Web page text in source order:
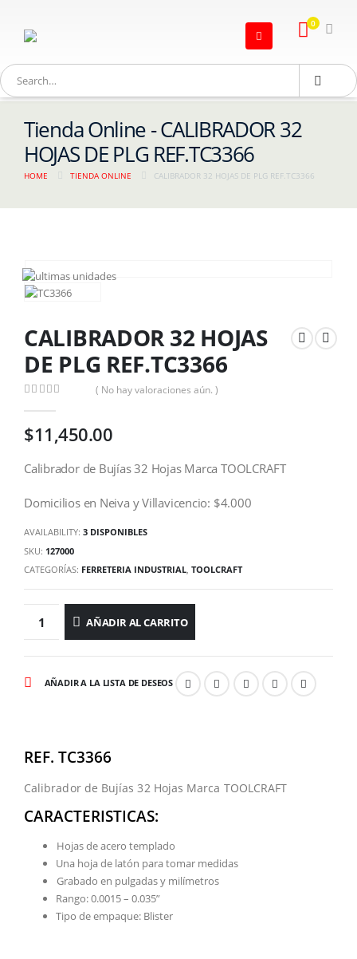
0
Tienda Online - CALIBRADOR 32
HOJAS DE PLG REF.TC3366
HOME TIENDA ONLINE CALIBRADOR 32 HOJAS DE PLG REF.TC3366
CALIBRADOR 32 HOJAS
DE PLG REF.TC3366
( No hay valoraciones aún. )
$11,450.00
Calibrador de Bujías 32 Hojas Marca TOOLCRAFT
Domicilios en Neiva y Villavicencio: $4.000
AVAILABILITY: 3 DISPONIBLES
SKU: 127000
CATEGORÍAS: FERRETERIA INDUSTRIAL, TOOLCRAFT
AÑADIR AL CARRITO
AÑADIR A LA LISTA DE DESEOS
REF. TC3366
Calibrador de Bujías 32 Hojas Marca TOOLCRAFT
CARACTERISTICAS:
Hojas de acero templado
Una hoja de latón para tomar medidas
Grabado en pulgadas y milímetros
Rango: 0.0015 – 0.035”
Tipo de empaque: Blister